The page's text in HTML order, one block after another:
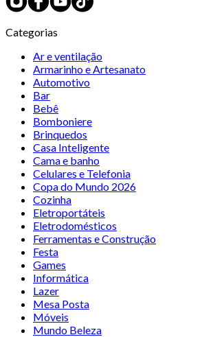
Categorias
Ar e ventilação
Armarinho e Artesanato
Automotivo
Bar
Bebê
Bomboniere
Brinquedos
Casa Inteligente
Cama e banho
Celulares e Telefonia
Copa do Mundo 2026
Cozinha
Eletroportáteis
Eletrodomésticos
Ferramentas e Construção
Festa
Games
Informática
Lazer
Mesa Posta
Móveis
Mundo Beleza